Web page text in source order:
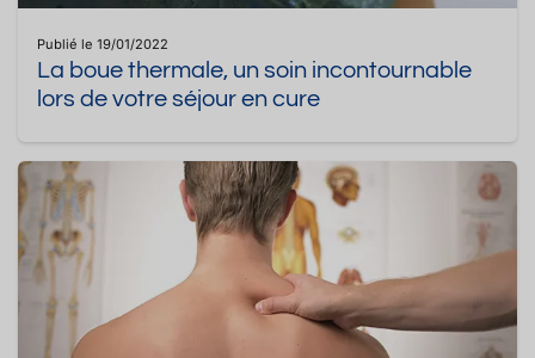
Publié le 19/01/2022
La boue thermale, un soin incontournable
lors de votre séjour en cure